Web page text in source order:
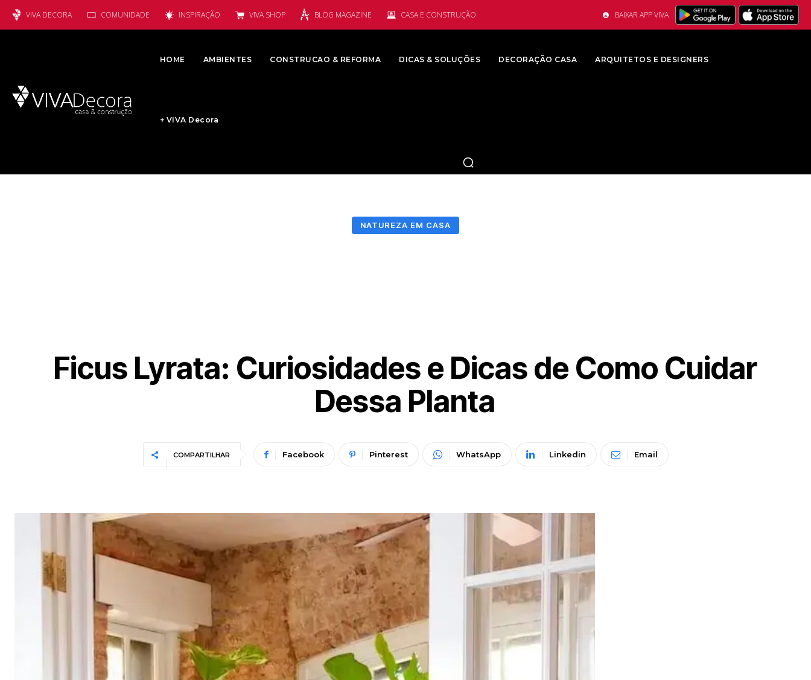
VIVA DECORA COMUNIDADE INSPIRAÇÃO VIVA SHOP BLOG MAGAZINE CASA E CONSTRUÇÃO BAIXAR APP VIVA
HOME AMBIENTES CONSTRUCAO & REFORMA DICAS & SOLUÇÕES DECORAÇÃO CASA ARQUITETOS E DESIGNERS
+ VIVA Decora
NATUREZA EM CASA
Ficus Lyrata: Curiosidades e Dicas de Como Cuidar
Dessa Planta
COMPARTILHAR Facebook Pinterest WhatsApp Linkedin Email